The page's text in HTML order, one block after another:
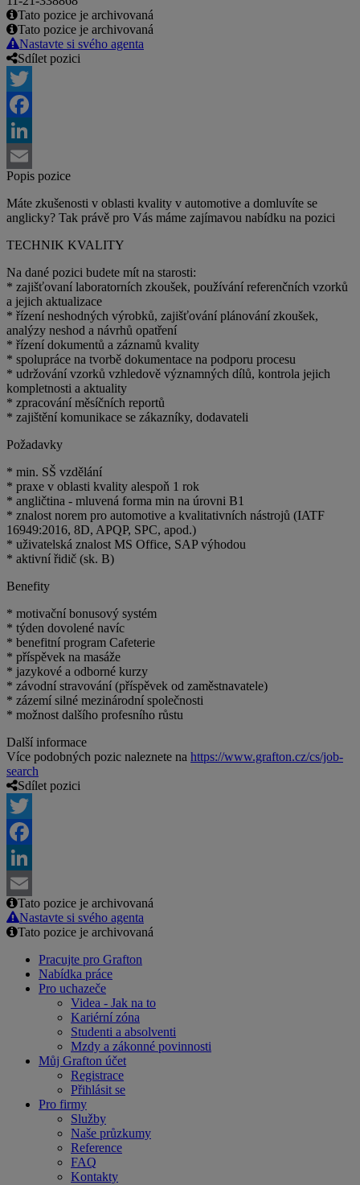
Tato pozice je archivovaná
Tato pozice je archivovaná
Nastavte si svého agenta
Sdílet pozici
Twitter
Facebook
LinkedIn
Email
Popis pozice
Máte zkušenosti v oblasti kvality v automotive a domluvíte se
anglicky? Tak právě pro Vás máme zajímavou nabídku na pozici
TECHNIK KVALITY
Na dané pozici budete mít na starosti:
* zajišťovaní laboratorních zkoušek, používání referenčních vzorků
a jejich aktualizace
* řízení neshodných výrobků, zajišťování plánování zkoušek,
analýzy neshod a návrhů opatření
* řízení dokumentů a záznamů kvality
* spolupráce na tvorbě dokumentace na podporu procesu
* udržování vzorků vzhledově významných dílů, kontrola jejich
kompletnosti a aktuality
* zpracování měsíčních reportů
* zajištění komunikace se zákazníky, dodavateli
Požadavky
* min. SŠ vzdělání
* praxe v oblasti kvality alespoň 1 rok
* angličtina - mluvená forma min na úrovni B1
* znalost norem pro automotive a kvalitativních nástrojů (IATF
16949:2016, 8D, APQP, SPC, apod.)
* uživatelská znalost MS Office, SAP výhodou
* aktivní řidič (sk. B)
Benefity
* motivační bonusový systém
* týden dovolené navíc
* benefitní program Cafeterie
* příspěvek na masáže
* jazykové a odborné kurzy
* závodní stravování (příspěvek od zaměstnavatele)
* zázemí silné mezinárodní společnosti
* možnost dalšího profesního růstu
Další informace
Více podobných pozic naleznete na https://www.grafton.cz/cs/job-
search
Sdílet pozici
Twitter
Facebook
LinkedIn
Email
Tato pozice je archivovaná
Nastavte si svého agenta
Tato pozice je archivovaná
Pracujte pro Grafton
Nabídka práce
Pro uchazeče
Videa - Jak na to
Kariérní zóna
Studenti a absolventi
Mzdy a zákonné povinnosti
Můj Grafton účet
Registrace
Přihlásit se
Pro firmy
Služby
Naše průzkumy
Reference
FAQ
Kontakty